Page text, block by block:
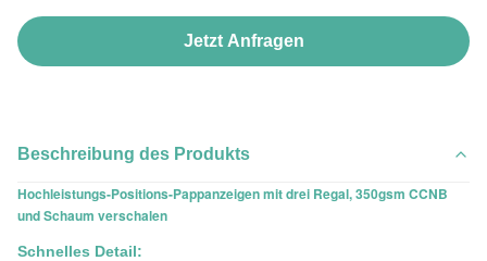
Jetzt Anfragen
Beschreibung des Produkts
Hochleistungs-Positions-Pappanzeigen mit drei Regal, 350gsm CCNB
und Schaum verschalen
Schnelles Detail: